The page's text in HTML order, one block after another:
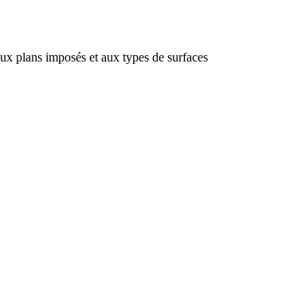
plans imposés et aux types de surfaces